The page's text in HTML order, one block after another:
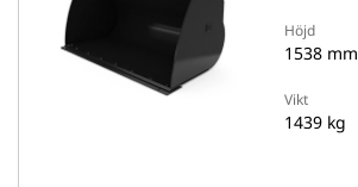
Höjd
1538 mm
Vikt
1439 kg